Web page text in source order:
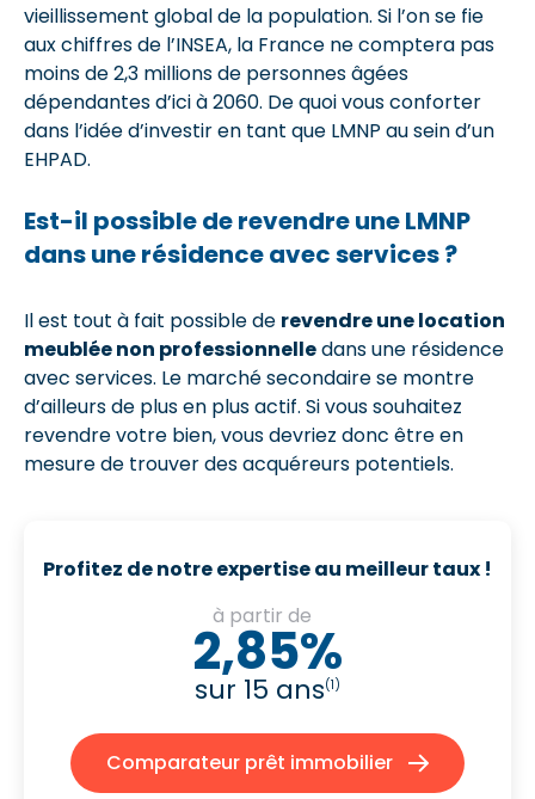
vieillissement global de la population. Si l’on se fie
aux chiffres de l’INSEA, la France ne comptera pas
moins de 2,3 millions de personnes âgées
dépendantes d’ici à 2060. De quoi vous conforter
dans l’idée d’investir en tant que LMNP au sein d’un
EHPAD.
Est-il possible de revendre une LMNP
dans une résidence avec services ?
Il est tout à fait possible de revendre une location
meublée non professionnelledans une résidence
avec services. Le marché secondaire se montre
d’ailleurs de plus en plus actif. Si vous souhaitez
revendre votre bien, vous devriez donc être en
mesure de trouver des acquéreurs potentiels.
Profitez de notre expertise au meilleur taux !
à partir de
2,85%
sur 15 ans(1)
Comparateur prêt immobilier